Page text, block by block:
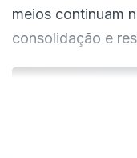
meios continuam
consolidação e